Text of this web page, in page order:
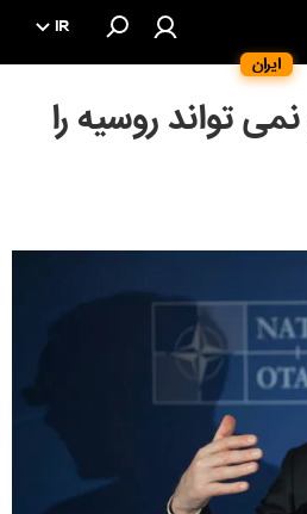
ایران
IR
تواند روسیه را